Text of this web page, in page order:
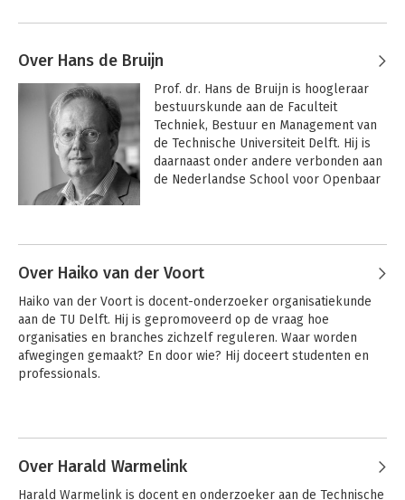
Over Hans de Bruijn
Prof. dr. Hans de Bruijn is hoogleraar
bestuurskunde aan de Faculteit
Techniek, Bestuur en Management van
de Technische Universiteit Delft. Hij is
daarnaast onder andere verbonden aan
de Nederlandse School voor Openbaar
Framing
Over Haiko van der Voort
Haiko van der Voort is docent-onderzoeker organisatiekunde
aan de TU Delft. Hij is gepromoveerd op de vraag hoe
organisaties en branches zichzelf reguleren. Waar worden
afwegingen gemaakt? En door wie? Hij doceert studenten en
professionals.
Over Harald Warmelink
Harald Warmelink is docent en onderzoeker aan de Technische